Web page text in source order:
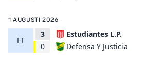
1 AUGUSTI 2026
FT
3
0
Estudiantes L.P.
Defensa Y Justicia